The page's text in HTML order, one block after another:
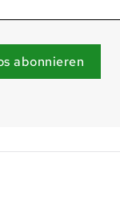
abonnieren